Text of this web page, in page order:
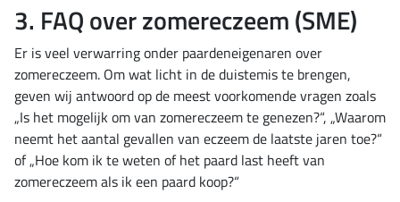
3. FAQ over zomereczeem (SME)
Er is veel verwarring onder paardeneigenaren over
zomereczeem. Om wat licht in de duistemis te brengen,
geven wij antwoord op de meest voorkomende vragen zoals
„Is het mogelijk om van zomereczeem te genezen?“, „Waarom
neemt het aantal gevallen van eczeem de laatste jaren toe?“
of „Hoe kom ik te weten of het paard last heeft van
zomereczeem als ik een paard koop?“